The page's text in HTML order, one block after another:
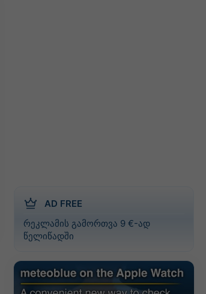
AD FREE
რეკლამის გამორთვა 9 €-ად
წელიწადში